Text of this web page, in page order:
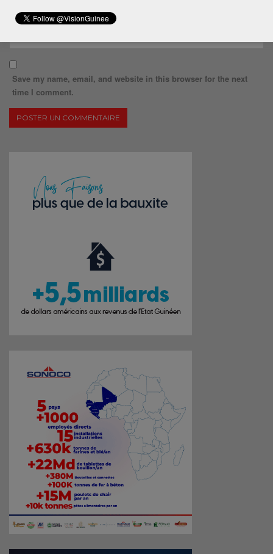
Save my name, email, and website in this browser for the next
time I comment.